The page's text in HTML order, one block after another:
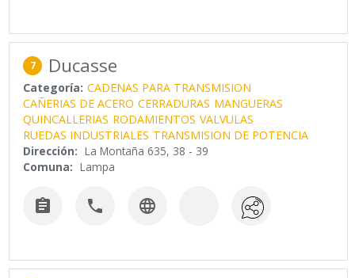
7 Ducasse
Categoría: CADENAS PARA TRANSMISION
CAÑERIAS DE ACERO CERRADURAS MANGUERAS
QUINCALLERIAS RODAMIENTOS VALVULAS
RUEDAS INDUSTRIALES TRANSMISION DE POTENCIA
Dirección: La Montaña 635, 38 - 39
Comuna: Lampa
  